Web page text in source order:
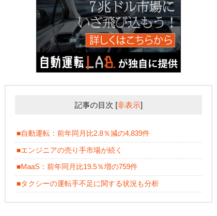
記事の目次 [非表示]
■自動運転：前年同月比2.8％減の4,839件
■エンジニアの売り手市場が続く
■MaaS：前年同月比19.5％増の759件
■タクシーの運転手不足に関する状況も分析